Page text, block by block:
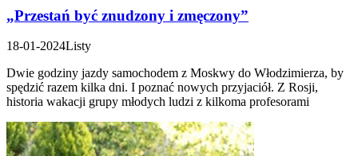
„Przestań być znudzony i zmęczony”
18-01-2024Listy
Dwie godziny jazdy samochodem z Moskwy do Włodzimierza, by
spędzić razem kilka dni. I poznać nowych przyjaciół. Z Rosji,
historia wakacji grupy młodych ludzi z kilkoma profesorami